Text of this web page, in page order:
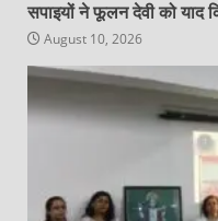
सपाइयों ने फूलन देवी को याद
August 10, 2026